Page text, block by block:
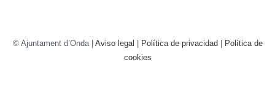
© Ajuntament d’Onda | Aviso legal Política de privacidad
Política de
cookies